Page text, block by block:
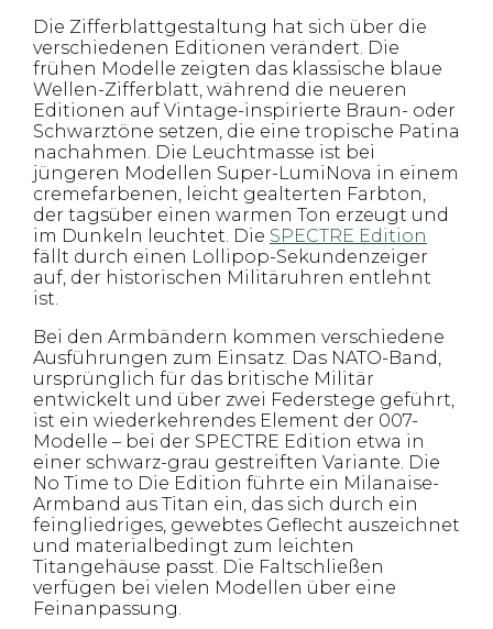
Die Zifferblattgestaltung hat sich über die
verschiedenen Editionen verändert. Die
frühen Modelle zeigten das klassische blaue
Wellen-Zifferblatt, während die neueren
Editionen auf Vintage-inspirierte Braun- oder
Schwarztöne setzen, die eine tropische Patina
nachahmen. Die Leuchtmasse ist bei
jüngeren Modellen Super-LumiNova in einem
cremefarbenen, leicht gealterten Farbton,
der tagsüber einen warmen Ton erzeugt und
im Dunkeln leuchtet. Die SPECTRE Edition
fällt durch einen Lollipop-Sekundenzeiger
auf, der historischen Militäruhren entlehnt
ist.
Bei den Armbändern kommen verschiedene
Ausführungen zum Einsatz. Das NATO-Band,
ursprünglich für das britische Militär
entwickelt und über zwei Federstege geführt,
ist ein wiederkehrendes Element der 007-
Modelle – bei der SPECTRE Edition etwa in
einer schwarz-grau gestreiften Variante. Die
No Time to Die Edition führte ein Milanaise-
Armband aus Titan ein, das sich durch ein
feingliedriges, gewebtes Geflecht auszeichnet
und materialbedingt zum leichten
Titangehäuse passt. Die Faltschließen
verfügen bei vielen Modellen über eine
Feinanpassung.